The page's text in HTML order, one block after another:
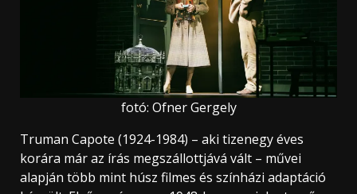
fotó: Ofner Gergely
Truman Capote (1924-1984) – aki tizenegy éves
korára már az írás megszállottjává vált – művei
alapján több mint húsz filmes és színházi adaptáció